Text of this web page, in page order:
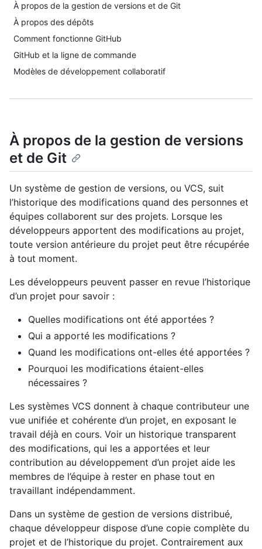
À propos de la gestion de versions et de Git
À propos des dépôts
Comment fonctionne GitHub
GitHub et la ligne de commande
Modèles de développement collaboratif
À propos de la gestion de versions
et de Git
Un système de gestion de versions, ou VCS, suit
l’historique des modifications quand des personnes et
équipes collaborent sur des projets. Lorsque les
développeurs apportent des modifications au projet,
toute version antérieure du projet peut être récupérée
à tout moment.
Les développeurs peuvent passer en revue l’historique
d’un projet pour savoir :
Quelles modifications ont été apportées ?
Qui a apporté les modifications ?
Quand les modifications ont-elles été apportées ?
Pourquoi les modifications étaient-elles
nécessaires ?
Les systèmes VCS donnent à chaque contributeur une
vue unifiée et cohérente d’un projet, en exposant le
travail déjà en cours. Voir un historique transparent
des modifications, qui les a apportées et leur
contribution au développement d’un projet aide les
membres de l’équipe à rester en phase tout en
travaillant indépendamment.
Dans un système de gestion de versions distribué,
chaque développeur dispose d’une copie complète du
projet et de l’historique du projet. Contrairement aux